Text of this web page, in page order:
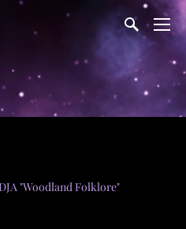
"Woodland Folklore"